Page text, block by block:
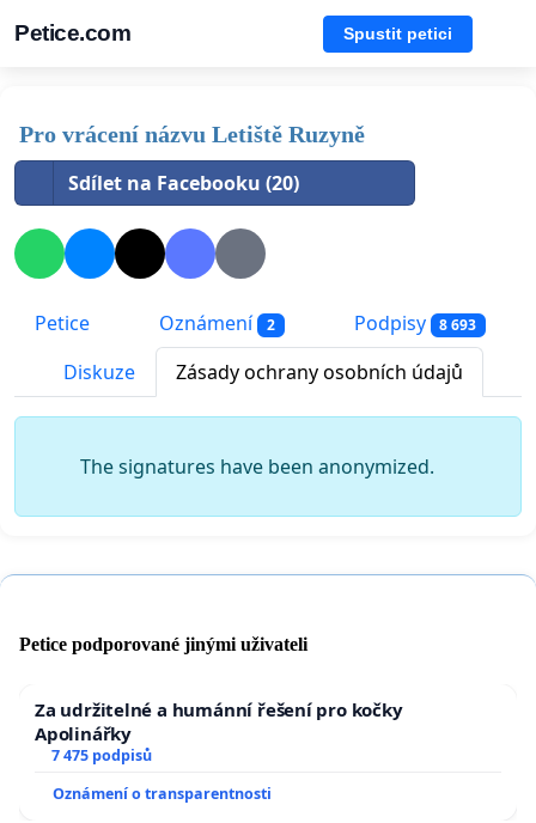
Petice.com Spustit petici
Pro vrácení názvu Letiště Ruzyně
Sdílet na Facebooku (20)
Petice Oznámení 2 Podpisy 8 693
Diskuze Zásady ochrany osobních údajů
The signatures have been anonymized.
Petice podporované jinými uživateli
Za udržitelné a humánní řešení pro kočky
Apolinářky
7 475 podpisů
Oznámení o transparentnosti